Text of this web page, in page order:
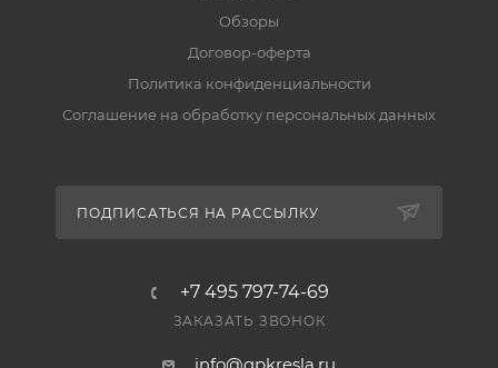
Обзоры
Договор-оферта
Политика конфиденциальности
Соглашение на обработку персональных данных
ПОДПИСАТЬСЯ НА РАССЫЛКУ
+7 495 797-74-69
ЗАКАЗАТЬ ЗВОНОК